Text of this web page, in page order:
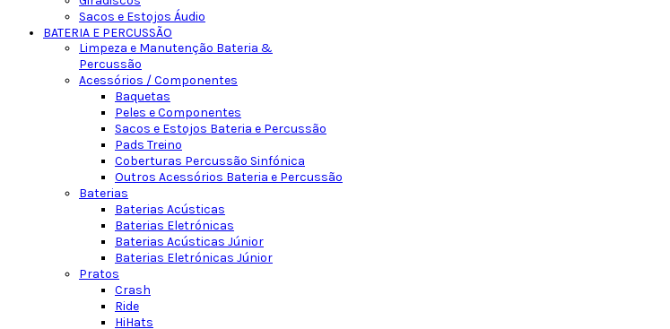
Sacos e Estojos Áudio
BATERIA E PERCUSSÃO
Limpeza e Manutenção Bateria &
Percussão
Acessórios / Componentes
Baquetas
Peles e Componentes
Sacos e Estojos Bateria e Percussão
Pads Treino
Coberturas Percussão Sinfónica
Outros Acessórios Bateria e Percussão
Baterias
Baterias Acústicas
Baterias Eletrónicas
Baterias Acústicas Júnior
Baterias Eletrónicas Júnior
Pratos
Crash
Ride
HiHats